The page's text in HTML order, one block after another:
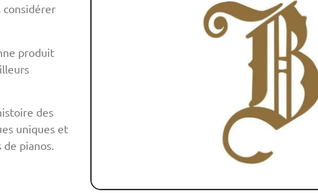
considérer
produit
des
uniques et
pianos.